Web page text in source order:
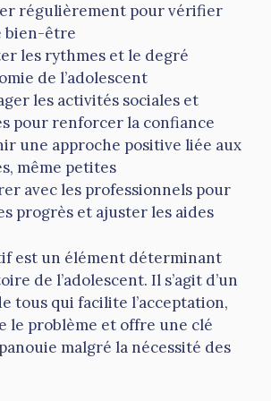
régulièrement pour vérifier
bien-être
les rythmes et le degré
de l’adolescent
les activités sociales et
pour renforcer la confiance
une approche positive liée aux
même petites
avec les professionnels pour
progrès et ajuster les aides
est un élément déterminant
de l’adolescent. Il s’agit d’un
tous qui facilite l’acceptation,
le problème et offre une clé
malgré la nécessité des